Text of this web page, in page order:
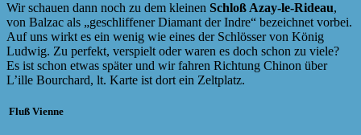
Wir schauen dann noch zu dem kleinen Schloß Azay-le-Rideau,
von Balzac als „geschliffener Diamant der Indre“ bezeichnet vorbei.
Auf uns wirkt es ein wenig wie eines der Schlösser von König
Ludwig. Zu perfekt, verspielt oder waren es doch schon zu viele?
Es ist schon etwas später und wir fahren Richtung Chinon über
L’ille Bourchard, lt. Karte ist dort ein Zeltplatz.
Fluß Vienne